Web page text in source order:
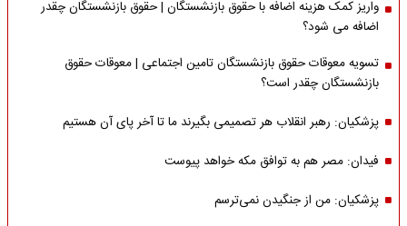
واریز کمک هزینه اضافه با حقوق بازنشستگان | حقوق بازنشستگان چقدر
اضافه می شود؟
تسویه معوقات حقوق بازنشستگان تامین اجتماعی | معوقات حقوق
بازنشستگان چقدر است؟
پزشکیان: رهبر انقلاب هر تصمیمی بگیرند ما تا آخر پای آن هستیم
فیدان: مصر هم به توافق مکه خواهد پیوست
پزشکیان: من از جنگیدن نمی‌ترسم